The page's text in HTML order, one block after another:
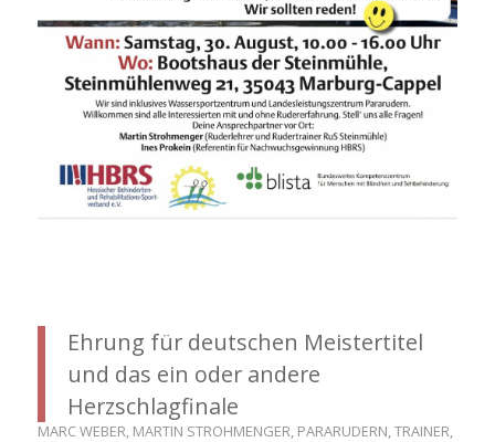
Ehrung für deutschen Meistertitel
und das ein oder andere
Herzschlagfinale
MARC WEBER MARTIN STROHMENGER PARARUDERN TRAINER